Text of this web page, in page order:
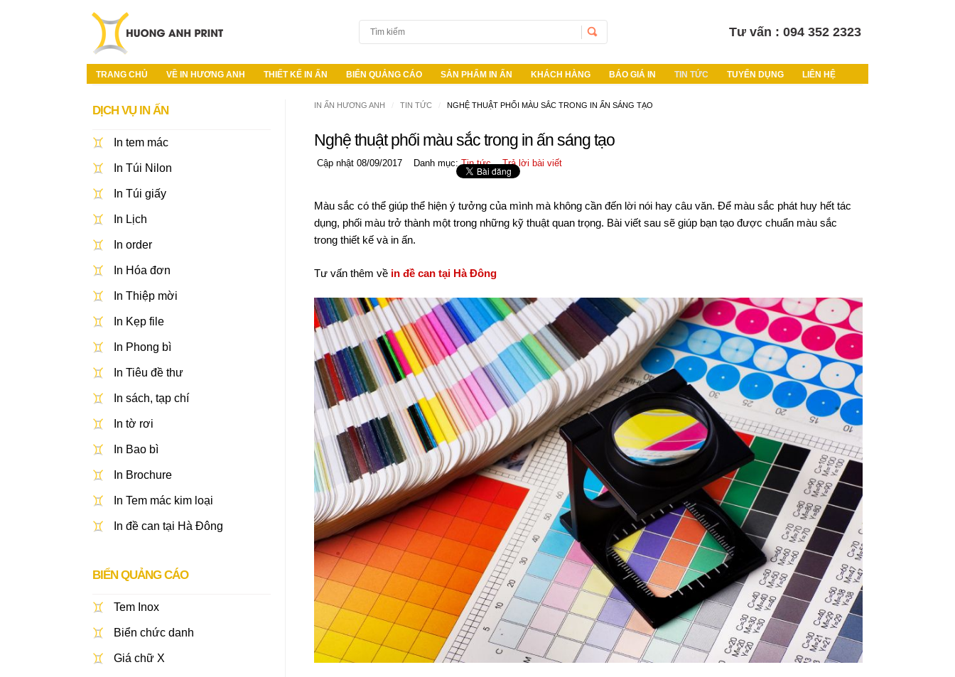
Tư vấn : 094 352 2323
TRANG CHỦ VỀ IN HƯƠNG ANH THIẾT KẾ IN ẤN BIỂN QUẢNG CÁO SẢN PHẨM IN ẤN KHÁCH HÀNG BÁO GIÁ IN TIN TỨC TUYỂN DỤNG LIÊN HỆ
IN ẤN HƯƠNG ANH TIN TỨC NGHỆ THUẬT PHỐI MÀU SẮC TRONG IN ẤN SÁNG TẠO
Nghệ thuật phối màu sắc trong in ấn sáng tạo
Cập nhật 08/09/2017 Danh mục:Tin tức Trả lời bài viết
Màu sắc có thể giúp thể hiện ý tưởng của mình mà không cần đến lời nói hay câu văn. Để màu sắc phát huy hết tác
dụng, phối màu trở thành một trong những kỹ thuật quan trọng. Bài viết sau sẽ giúp bạn tạo được chuẩn màu sắc
trong thiết kế và in ấn.
Tư vấn thêm về in đề can tại Hà Đông
DỊCH VỤ IN ẤN
In tem mác
In Túi Nilon
In Túi giấy
In Lịch
In order
In Hóa đơn
In Thiệp mời
In Kẹp file
In Phong bì
In Tiêu đề thư
In sách, tạp chí
In tờ rơi
In Bao bì
In Brochure
In Tem mác kim loại
In đề can tại Hà Đông
BIỂN QUẢNG CÁO
Tem Inox
Biển chức danh
Giá chữ X
Password